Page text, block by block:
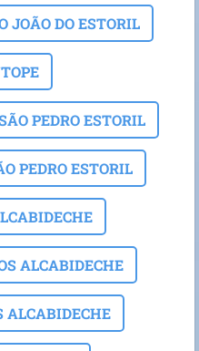
JOÃO DO ESTORIL
PEDRO ESTORIL
PEDRO ESTORIL
ALCABIDECHE
ALCABIDECHE